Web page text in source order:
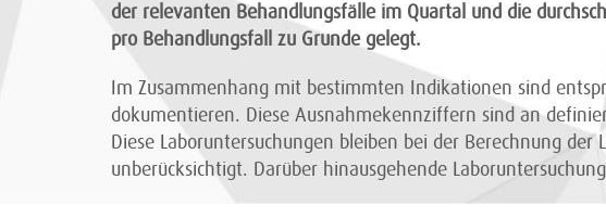
der relevanten Behandlungsfälle im Quartal und die
pro Behandlungsfall zu Grunde gelegt.
Im Zusammenhang mit bestimmten Indikationen sind
dokumentieren. Diese Ausnahmekennziffern sind an
Diese Laboruntersuchungen bleiben bei der Berechnung der
unberücksichtigt. Darüber hinausgehende